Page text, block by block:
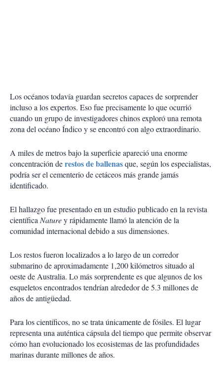
Los océanos todavía guardan secretos capaces de sorprender
incluso a los expertos. Eso fue precisamente lo que ocurrió
cuando un grupo de investigadores chinos exploró una remota
zona del océano Índico y se encontró con algo extraordinario.
A miles de metros bajo la superficie apareció una enorme
concentración derestos de ballenasque, según los especialistas,
podría ser el cementerio de cetáceos más grande jamás
identificado.
El hallazgo fue presentado en un estudio publicado en la revista
científicaNaturey rápidamente llamó la atención de la
comunidad internacional debido a sus dimensiones.
Los restos fueron localizados a lo largo de un corredor
submarino de aproximadamente 1,200 kilómetros situado al
oeste de Australia. Lo más sorprendente es que algunos de los
esqueletos encontrados tendrían alrededor de 5.3 millones de
años de antigüedad.
Para los científicos, no se trata únicamente de fósiles. El lugar
representa una auténtica cápsula del tiempo que permite observar
cómo han evolucionado los ecosistemas de las profundidades
marinas durante millones de años.